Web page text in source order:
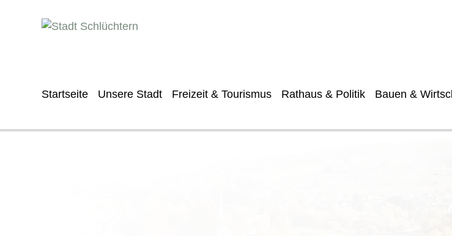
Startseite Unsere Stadt Freizeit & Tourismus Rathaus & Politik Bauen &